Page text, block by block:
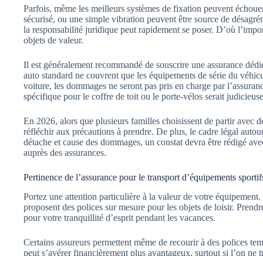
Parfois, même les meilleurs systèmes de fixation peuvent
sécurisé, ou une simple vibration peuvent être source de
la responsabilité juridique peut rapidement se poser. D’où
objets de valeur.
Il est généralement recommandé de souscrire une assurance
auto standard ne couvrent que les équipements de série du
voiture, les dommages ne seront pas pris en charge par
spécifique pour le coffre de toit ou le porte-vélos serait
En 2026, alors que plusieurs familles choisissent de partir avec
réfléchir aux précautions à prendre. De plus, le cadre légal
détache et cause des dommages, un constat devra être rédigé
auprès des assurances.
Pertinence de l’assurance pour le transport d’équipements
Portez une attention particulière à la valeur de votre
proposent des polices sur mesure pour les objets de loisir.
pour votre tranquillité d’esprit pendant les vacances.
Certains assureurs permettent même de recourir à des polices
peut s’avérer financièrement plus avantageux, surtout si l’on